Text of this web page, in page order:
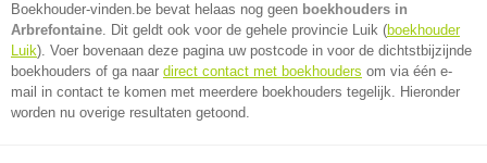
Boekhouder-vinden.be bevat helaas nog geen boekhouders in
Arbrefontaine. Dit geldt ook voor de gehele provincie Luik (boekhouder
Luik). Voer bovenaan deze pagina uw postcode in voor de dichtstbijzijnde
boekhouders of ga naar direct contact met boekhouders om via één e-
mail in contact te komen met meerdere boekhouders tegelijk. Hieronder
worden nu overige resultaten getoond.